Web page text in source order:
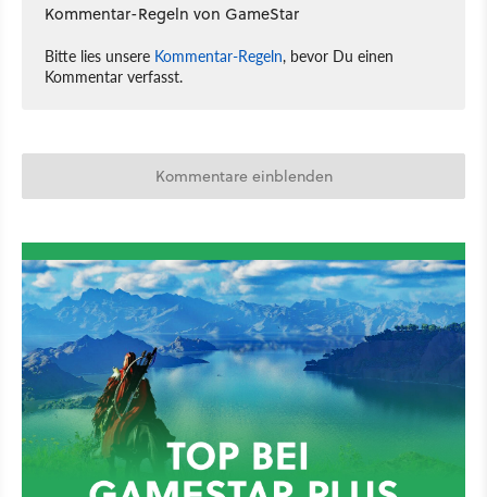
Kommentar-Regeln von GameStar
Bitte lies unsere Kommentar-Regeln, bevor Du einen
Kommentar verfasst.
Kommentare einblenden